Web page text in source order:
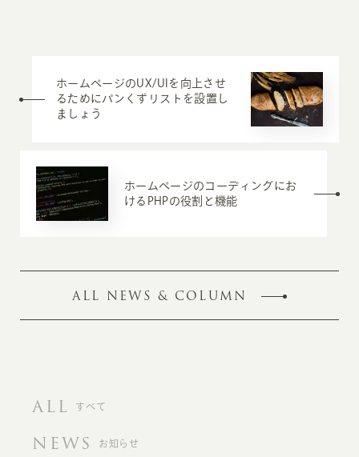
ホームページのUX/UIを向上させ
るためにパンくずリストを設置し
ましょう
ホームページのコーディングにお
けるPHPの役割と機能
ALL NEWS & COLUMN
ALL すべて
NEWS お知らせ